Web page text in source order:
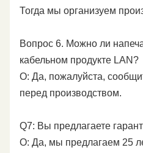
Тогда мы организуем
Вопрос 6. Можно ли
кабельном продукте LAN?
О: Да, пожалуйста,
перед производством.
Q7: Вы предлагаете
О: Да, мы предлагаем 25